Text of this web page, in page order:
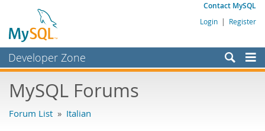
Contact MySQL
Login | Register
Developer Zone
Bugs
MySQL Forums
Forum List » Italian